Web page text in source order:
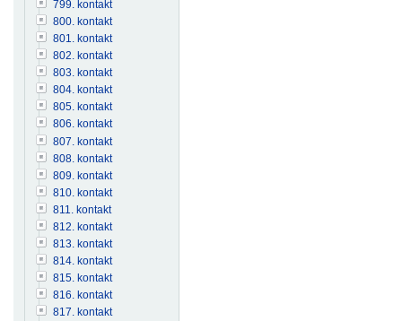
799. kontakt
800. kontakt
801. kontakt
802. kontakt
803. kontakt
804. kontakt
805. kontakt
806. kontakt
807. kontakt
808. kontakt
809. kontakt
810. kontakt
811. kontakt
812. kontakt
813. kontakt
814. kontakt
815. kontakt
816. kontakt
817. kontakt